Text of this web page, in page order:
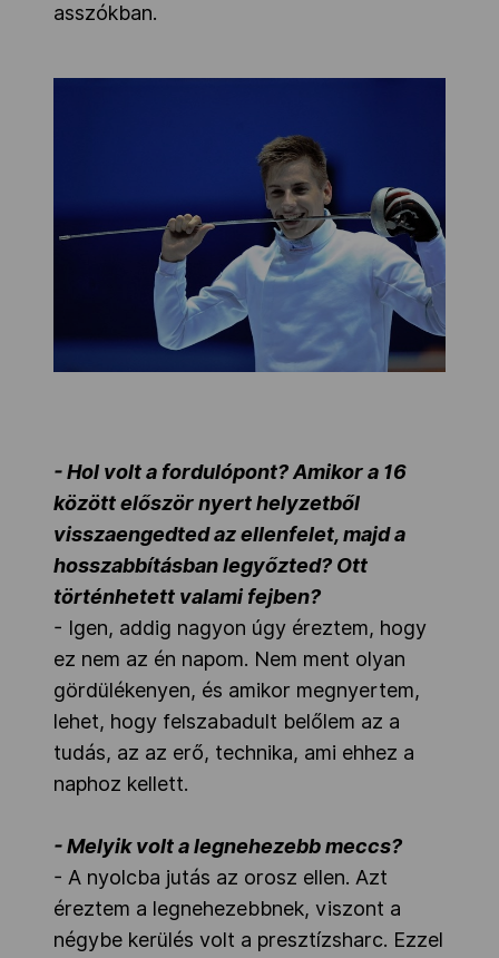
asszókban.
- Hol volt a fordulópont? Amikor a 16
között először nyert helyzetből
visszaengedted az ellenfelet, majd a
hosszabbításban legyőzted? Ott
történhetett valami fejben?
- Igen, addig nagyon úgy éreztem, hogy
ez nem az én napom. Nem ment olyan
gördülékenyen, és amikor megnyertem,
lehet, hogy felszabadult belőlem az a
tudás, az az erő, technika, ami ehhez a
naphoz kellett.
- Melyik volt a legnehezebb meccs?
- A nyolcba jutás az orosz ellen. Azt
éreztem a legnehezebbnek, viszont a
négybe kerülés volt a presztízsharc. Ezzel